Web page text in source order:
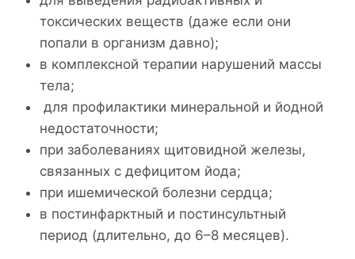
токсических веществ (даже если они
попали в организм давно);
в комплексной терапии нарушений массы
тела;
для профилактики минеральной и йодной
недостаточности;
при заболеваниях щитовидной железы,
связанных с дефицитом йода;
при ишемической болезни сердца;
в постинфарктный и постинсультный
период (длительно, до 6–8 месяцев).